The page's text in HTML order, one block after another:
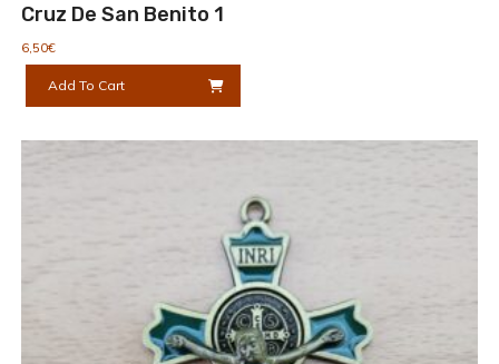
Cruz De San Benito 1
6,50€
Add To Cart